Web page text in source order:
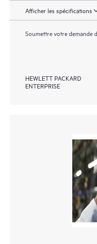
Afficher les spécifications
Soumettre votre demande
HEWLETT PACKARD
ENTERPRISE